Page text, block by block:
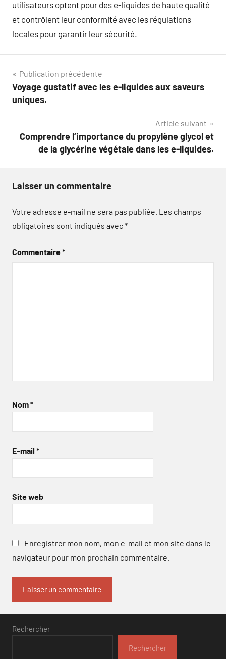
utilisateurs optent pour des e-liquides de haute qualité
et contrôlent leur conformité avec les régulations
locales pour garantir leur sécurité.
Navigation
de
Publication précédente
Voyage gustatif avec les e-liquides aux saveurs
uniques.
Article suivant
Comprendre l’importance du propylène glycol et
de la glycérine végétale dans les e-liquides.
Laisser un commentaire
Votre adresse e-mail ne sera pas publiée. Les champs
obligatoires sont indiqués avec*
Commentaire*
Nom*
E-mail *
Site web
Enregistrer mon nom, mon e-mail et mon site dans le
navigateur pour mon prochain commentaire.
Rechercher
Rechercher